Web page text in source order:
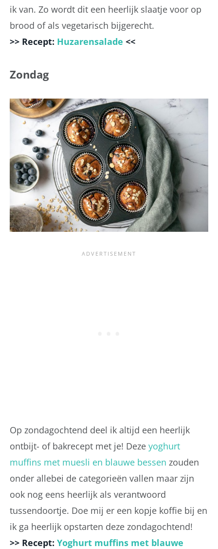
ik van. Zo wordt dit een heerlijk slaatje voor op
brood of als vegetarisch bijgerecht.
>> Recept: Huzarensalade <<
Zondag
Op zondagochtend deel ik altijd een heerlijk
ontbijt- of bakrecept met je! Deze yoghurt
muffins met muesli en blauwe bessen zouden
onder allebei de categorieën vallen maar zijn
ook nog eens heerlijk als verantwoord
tussendoortje. Doe mij er een kopje koffie bij en
ik ga heerlijk opstarten deze zondagochtend!
>> Recept: Yoghurt muffins met blauwe